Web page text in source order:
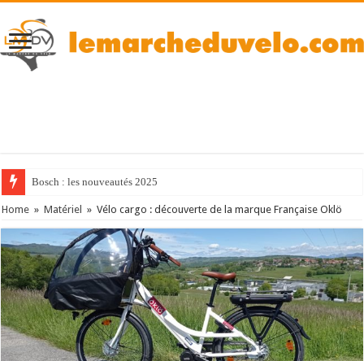
Bosch : les nouveautés 2025
Home » Matériel » Vélo cargo : découverte de la marque Française Oklö